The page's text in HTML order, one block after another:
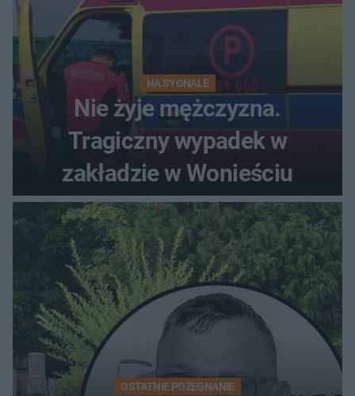
NA SYGNALE
Nie żyje mężczyzna.
Tragiczny wypadek w
zakładzie w Wonieściu
OSTATNIE POŻEGNANIE